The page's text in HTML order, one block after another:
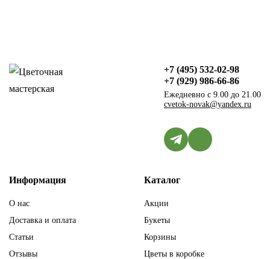
+7 (495) 532-02-98
+7 (929) 986-66-86
Ежедневно с 9.00 до 21.00
cvetok-novak@yandex.ru
Информация
О нас
Доставка и оплата
Статьи
Отзывы
Каталог
Акции
Букеты
Корзины
Цветы в коробке